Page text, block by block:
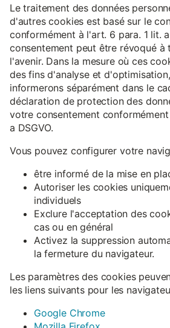
Le traitement des données
d'autres cookies est basé sur le
conformément à l'art. 6 para. 1 lit. a
consentement peut être révoqué
l'avenir. Dans la mesure où ces
des fins d'analyse et
informerons séparément dans le
déclaration de protection des
votre consentement
a DSGVO.
Vous pouvez configurer votre
être informé de la mise en
Autoriser les cookies
individuels
Exclure l'acceptation des
cas ou en général
Activez la suppression
la fermeture du navigateur.
Les paramètres des cookies
les liens suivants pour les
Google Chrome